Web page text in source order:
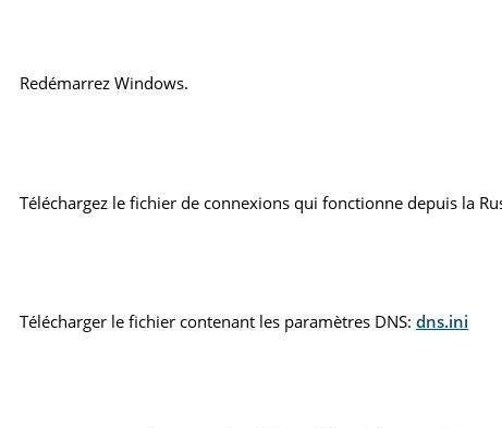
Redémarrez Windows.
Téléchargez le fichier de connexions qui fonctionne depuis la
Télécharger le fichier contenant les paramètres DNS:dns.ini